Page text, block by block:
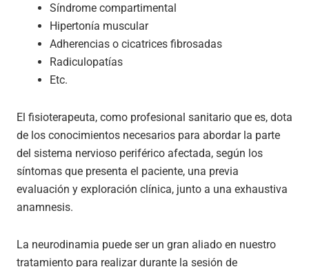
Síndrome compartimental
Hipertonía muscular
Adherencias o cicatrices fibrosadas
Radiculopatías
Etc.
El fisioterapeuta, como profesional sanitario que es, dota
de los conocimientos necesarios para abordar la parte
del sistema nervioso periférico afectada, según los
síntomas que presenta el paciente, una previa
evaluación y exploración clínica, junto a una exhaustiva
anamnesis.
La neurodinamia puede ser un gran aliado en nuestro
tratamiento para realizar durante la sesión de